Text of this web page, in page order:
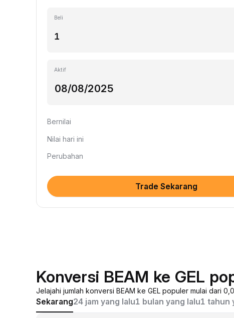
Beli
Aktif
Bernilai
Nilai hari ini
Perubahan
Trade Sekarang
Konversi BEAM ke GEL
Jelajahi jumlah konversi BEAM ke GEL populer mulai dari
Sekarang24 jam yang lalu1 bulan yang lalu1 tahun